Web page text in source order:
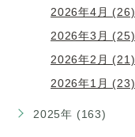
2026年4月 (26)
2026年3月 (25)
2026年2月 (21)
2026年1月 (23)
2025年 (163)